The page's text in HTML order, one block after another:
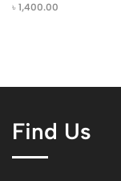
৳ 1,400.00
Find Us